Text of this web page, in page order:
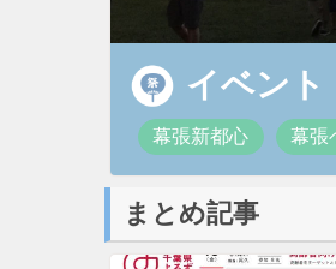
イベント
幕張新都心 幕張
まとめ記事